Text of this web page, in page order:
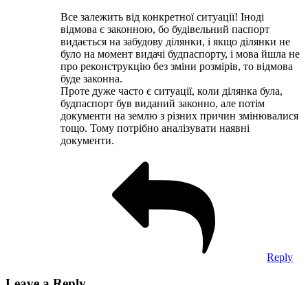
Все залежить від конкретної ситуації! Іноді
відмова є законною, бо будівельний паспорт
видається на забудову ділянки, і якщо ділянки не
було на момент видачі будпаспорту, і мова йшла не
про реконструкцію без зміни розмірів, то відмова
буде законна.
Проте дуже часто є ситуації, коли ділянка була,
будпаспорт був виданий законно, але потім
документи на землю з різних причин змінювалися
тощо. Тому потрібно аналізувати наявні
документи.
Reply